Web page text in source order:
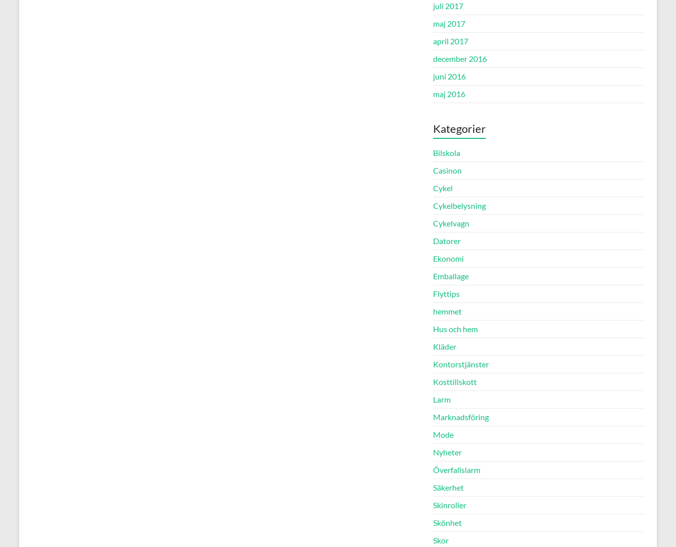
juli 2017
maj 2017
april 2017
december 2016
juni 2016
maj 2016
Kategorier
Bilskola
Casinon
Cykel
Cykelbelysning
Cykelvagn
Datorer
Ekonomi
Emballage
Flyttips
hemmet
Hus och hem
Kläder
Kontorstjänster
Kosttillskott
Larm
Marknadsföring
Mode
Nyheter
Överfallslarm
Säkerhet
Skinroller
Skönhet
Skor